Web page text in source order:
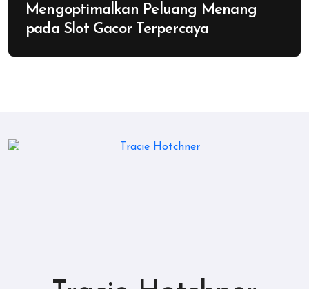
Mengoptimalkan Peluang Menang
pada Slot Gacor Terpercaya